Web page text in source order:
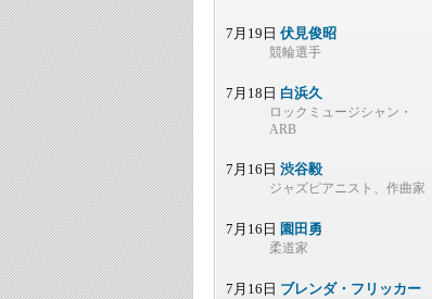
7月19日 伏見俊昭
競輪選手
7月18日 白浜久
ロックミュージシャン・
ARB
7月16日 渋谷毅
ジャズピアニスト、作曲家
7月16日 園田勇
柔道家
7月16日 ブレンダ・フリッカー